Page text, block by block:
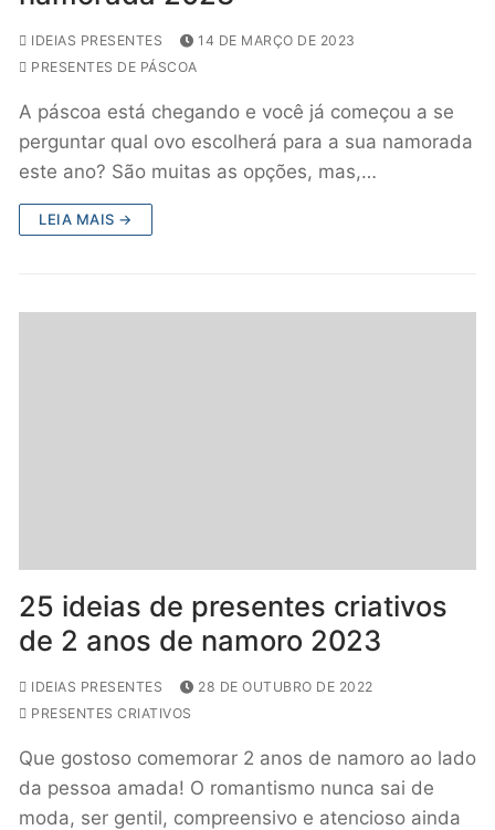
IDEIAS PRESENTES
14 DE MARÇO DE 2023
PRESENTES DE PÁSCOA
A páscoa está chegando e você já começou a se
perguntar qual ovo escolherá para a sua namorada
este ano? São muitas as opções, mas,…
LEIA MAIS →
25 ideias de presentes criativos
de 2 anos de namoro 2023
IDEIAS PRESENTES
28 DE OUTUBRO DE 2022
PRESENTES CRIATIVOS
Que gostoso comemorar 2 anos de namoro ao lado
da pessoa amada! O romantismo nunca sai de
moda, ser gentil, compreensivo e atencioso ainda